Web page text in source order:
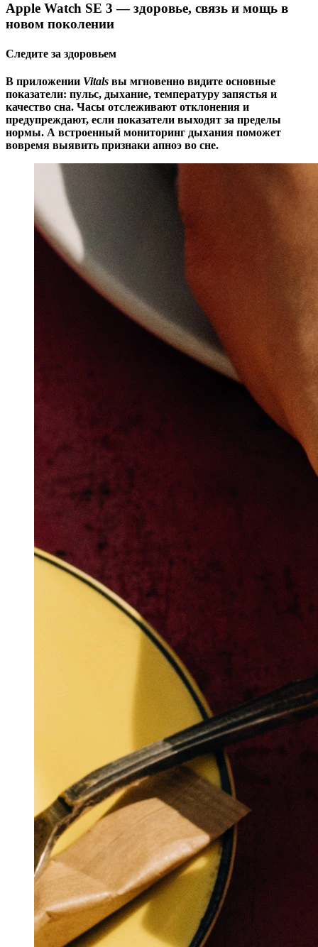
with
Midnight
Apple Watch SE 3 — здоровье, связь и мощь в
новом поколении
Следите за здоровьем
В приложении Vitals вы мгновенно видите основные
показатели: пульс, дыхание, температуру запястья и
качество сна. Часы отслеживают отклонения и
предупреждают, если показатели выходят за пределы
нормы. А встроенный мониторинг дыхания поможет
вовремя выявить признаки апноэ во сне.